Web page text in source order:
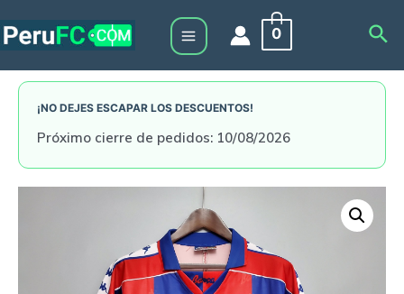
to
Main
Menu
0
¡NO DEJES ESCAPAR LOS DESCUENTOS!
Próximo cierre de pedidos: 10/08/2026